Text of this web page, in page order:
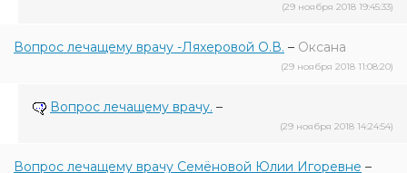
(29 ноября 2018 19:45:33)
Вопрос лечащему врачу -Ляхеровой О.В. – Оксана
(29 ноября 2018 11:08:20)
Вопрос лечащему врачу. –
(29 ноября 2018 14:24:54)
Вопрос лечащему врачу Семёновой Юлии Игоревне –